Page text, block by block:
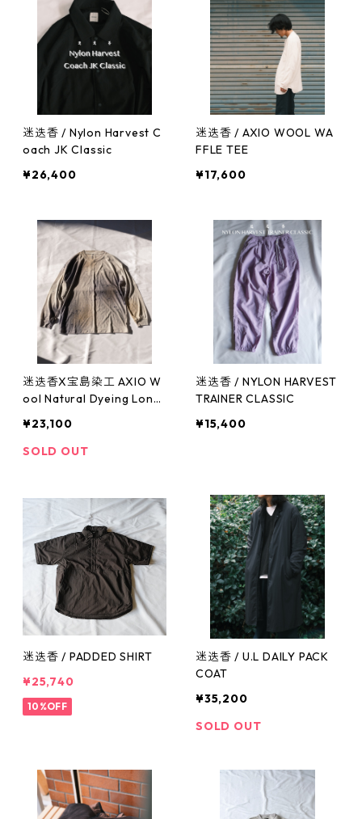
迷迭香 / Nylon Harvest C
oach JK Classic
¥26,400
迷迭香 / AXIO WOOL WA
FFLE TEE
¥17,600
迷迭香X宝島染工 AXIO W
ool Natural Dyeing Long
¥23,100
SOLD OUT
迷迭香 / NYLON HARVEST
TRAINER CLASSIC
¥15,400
迷迭香 / PADDED SHIRT
¥25,740
10%OFF
迷迭香 / U.L DAILY PACK
COAT
¥35,200
SOLD OUT